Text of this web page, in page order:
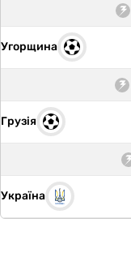
Угорщина
Грузія
Україна